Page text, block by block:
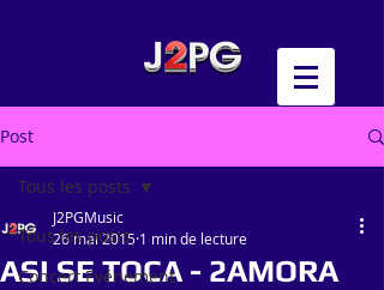
Post
Tous les posts
Concert Evénement
Tous les posts
ASI SE TOCA - 2AMORA
J2PGMusic
26 mai 2015 1 min de lecture